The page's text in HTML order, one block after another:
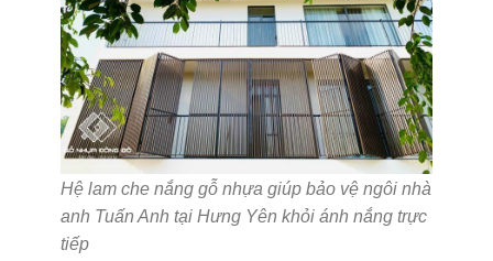
Hệ lam che nắng gỗ nhựa giúp bảo vệ ngôi nhà
anh Tuấn Anh tại Hưng Yên khỏi ánh nắng trực
tiếp